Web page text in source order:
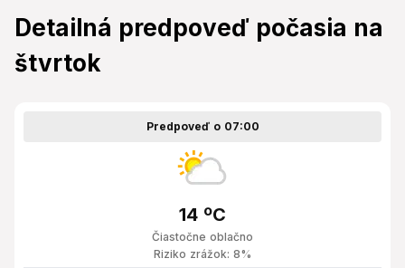
Detailná predpoveď počasia na
štvrtok
Predpoveď o 07:00
Čiastočne oblačno
14 ºC
Riziko zrážok: 8%